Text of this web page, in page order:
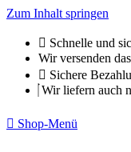
Zum Inhalt springen
Schnelle und
Wir versenden
Sichere
Wir liefern auch
Shop-Menü